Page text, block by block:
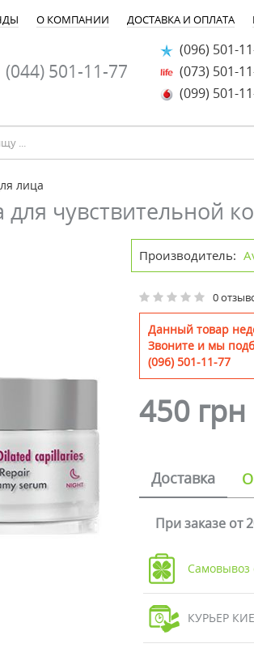
О КОМПАНИИ ДОСТАВКА И ОПЛАТА
(044) 501-11-77
(096) 501-
(073) 501-
(099) 501-
лица
чувствительной
Производитель:
0
Данный товар
Звоните и мы
(096) 501-11-77
450 грн
Доставка
При заказе от
Самовывоз
КУРЬЕР